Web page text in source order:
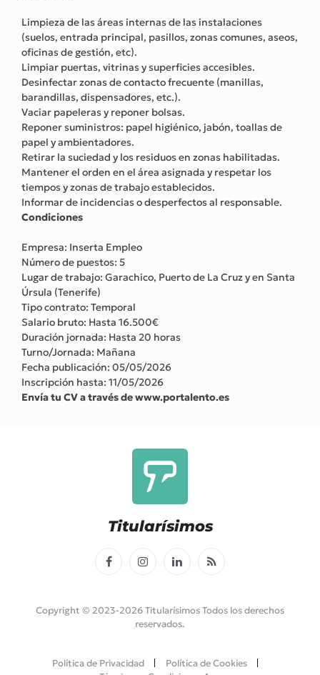
Limpieza de las áreas internas de las instalaciones
(suelos, entrada principal, pasillos, zonas comunes, aseos,
oficinas de gestión, etc).
Limpiar puertas, vitrinas y superficies accesibles.
Desinfectar zonas de contacto frecuente (manillas,
barandillas, dispensadores, etc.).
Vaciar papeleras y reponer bolsas.
Reponer suministros: papel higiénico, jabón, toallas de
papel y ambientadores.
Retirar la suciedad y los residuos en zonas habilitadas.
Mantener el orden en el área asignada y respetar los
tiempos y zonas de trabajo establecidos.
Informar de incidencias o desperfectos al responsable.
Condiciones
Empresa: Inserta Empleo
Número de puestos: 5
Lugar de trabajo: Garachico, Puerto de La Cruz y en Santa
Úrsula (Tenerife)
Tipo contrato: Temporal
Salario bruto: Hasta 16.500€
Duración jornada: Hasta 20 horas
Turno/Jornada: Mañana
Fecha publicación: 05/05/2026
Inscripción hasta: 11/05/2026
Envía tu CV a través de www.portalento.es
Titularísimos
FacebookInstagramLinkedInRSS
Copyright © 2023-2026 Titularísimos Todos los derechos
reservados.
Política de Privacidad
Política de Cookies